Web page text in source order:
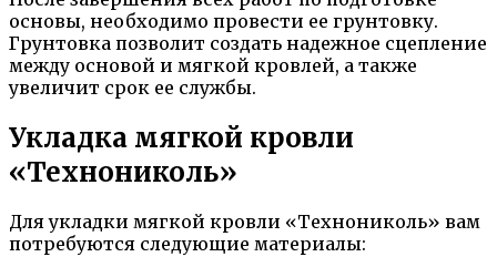
основы, необходимо провести ее грунтовку.
Грунтовка позволит создать надежное сцепление
между основой и мягкой кровлей, а также
увеличит срок ее службы.
Укладка мягкой кровли
«Технониколь»
Для укладки мягкой кровли «Технониколь» вам
потребуются следующие материалы: